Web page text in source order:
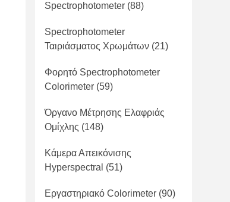
Spectrophotometer (88)
Spectrophotometer
Ταιριάσματος Χρωμάτων (21)
Φορητό Spectrophotometer
Colorimeter (59)
Όργανο Μέτρησης Ελαφριάς
Ομίχλης (148)
Κάμερα Απεικόνισης
Hyperspectral (51)
Εργαστηριακό Colorimeter (90)